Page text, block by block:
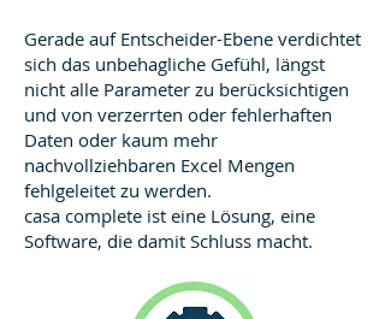
Gerade auf Entscheider-Ebene verdichtet
sich das unbehagliche Gefühl, längst
nicht alle Parameter zu berücksichtigen
und von verzerrten oder fehlerhaften
Daten oder kaum mehr
nachvollziehbaren Excel Mengen
fehlgeleitet zu werden.
casa complete ist eine Lösung, eine
Software, die damit Schluss macht.